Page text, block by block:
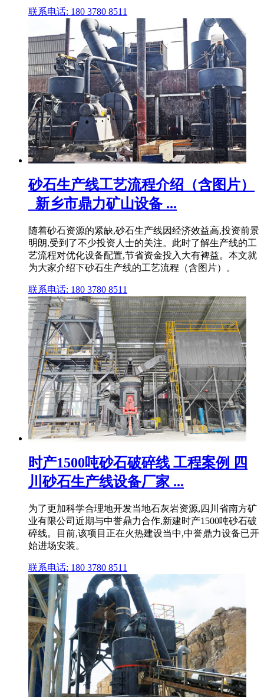
联系电话: 180 3780 8511
砂石生产线工艺流程介绍（含图片）
_新乡市鼎力矿山设备 ...
随着砂石资源的紧缺,砂石生产线因经济效益高,投资前景
明朗,受到了不少投资人士的关注。此时了解生产线的工
艺流程对优化设备配置,节省资金投入大有裨益。本文就
为大家介绍下砂石生产线的工艺流程（含图片）。
联系电话: 180 3780 8511
时产1500吨砂石破碎线 工程案例 四
川砂石生产线设备厂家 ...
为了更加科学合理地开发当地石灰岩资源,四川省南方矿
业有限公司近期与中誉鼎力合作,新建时产1500吨砂石破
碎线。目前,该项目正在火热建设当中,中誉鼎力设备已开
始进场安装。
联系电话: 180 3780 8511